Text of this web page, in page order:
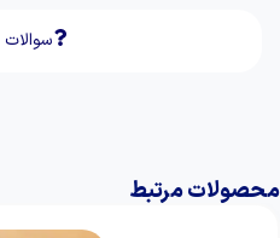
محصولات مرتبط